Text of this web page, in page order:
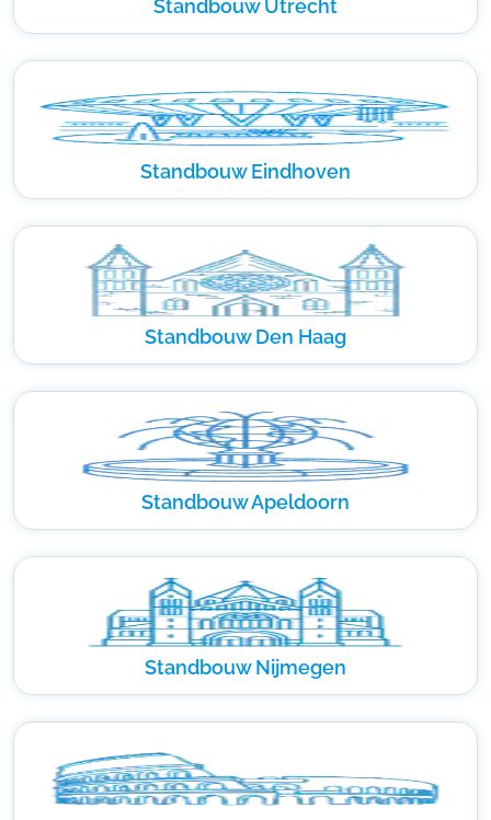
Standbouw Utrecht
Standbouw Eindhoven
Standbouw Den Haag
Standbouw Apeldoorn
Standbouw Nijmegen